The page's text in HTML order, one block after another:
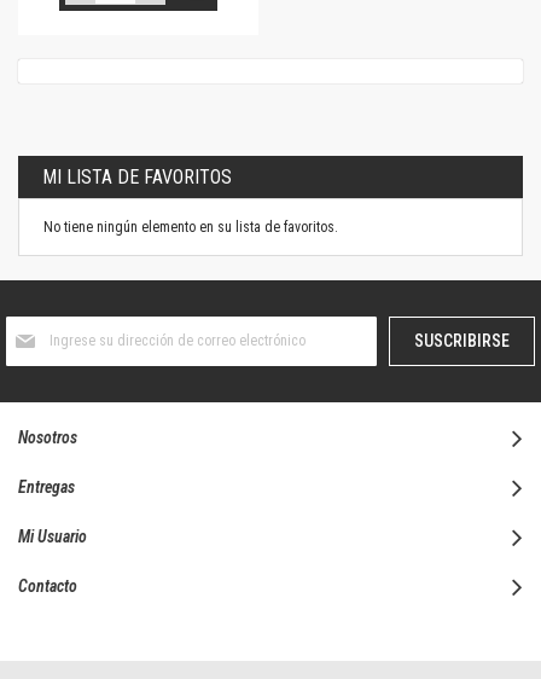
MI LISTA DE FAVORITOS
No tiene ningún elemento en su lista de favoritos.
boletín
SUSCRIBIRSE
Nosotros
Entregas
Mi Usuario
Contacto